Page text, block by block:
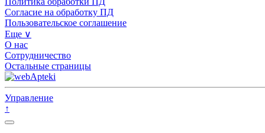
Согласие на обработку ПД
Пользовательское соглашение
Еще ∨
О нас
Сотрудничество
Остальные страницы
Управление
↑